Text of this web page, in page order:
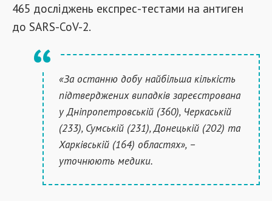
465 досліджень експрес-тестами на антиген
до SARS-CoV-2.
«За останню добу найбільша кількість
підтверджених випадків зареєстрована
у Дніпропетровській (360), Черкаській
(233), Сумській (231), Донецькій (202) та
Харківській (164) областях», –
уточнюють медики.